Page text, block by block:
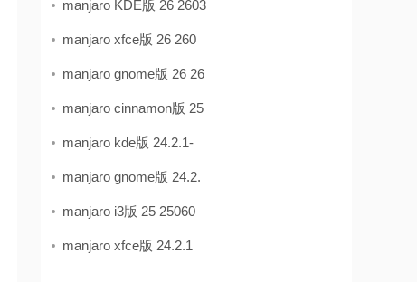
manjaro KDE版 26 2603
manjaro xfce版 26 260
manjaro gnome版 26 26
manjaro cinnamon版 25
manjaro kde版 24.2.1-
manjaro gnome版 24.2.
manjaro i3版 25 25060
manjaro xfce版 24.2.1